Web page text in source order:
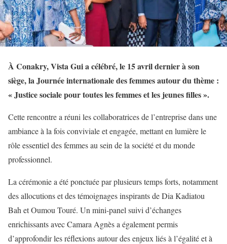
À Conakry, Vista Gui a célébré, le 15 avril dernier à son
siège, la Journée internationale des femmes autour du thème :
« Justice sociale pour toutes les femmes et les jeunes filles ».
Cette rencontre a réuni les collaboratrices de l’entreprise dans une
ambiance à la fois conviviale et engagée, mettant en lumière le
rôle essentiel des femmes au sein de la société et du monde
professionnel.
La cérémonie a été ponctuée par plusieurs temps forts, notamment
des allocutions et des témoignages inspirants de Dia Kadiatou
Bah et Oumou Touré. Un mini-panel suivi d’échanges
enrichissants avec Camara Agnès a également permis
d’approfondir les réflexions autour des enjeux liés à l’égalité et à